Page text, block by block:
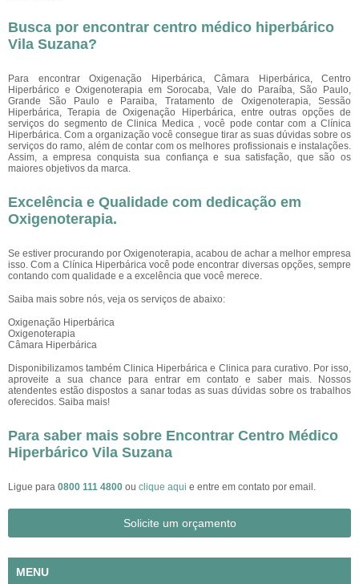
Busca por encontrar centro médico hiperbárico
Vila Suzana?
Para encontrar Oxigenação Hiperbárica, Câmara Hiperbárica, Centro
Hiperbárico e Oxigenoterapia em Sorocaba, Vale do Paraíba, São Paulo,
Grande São Paulo e Paraiba, Tratamento de Oxigenoterapia, Sessão
Hiperbárica, Terapia de Oxigenação Hiperbárica, entre outras opções de
serviços do segmento de Clinica Medica , você pode contar com a Clínica
Hiperbárica. Com a organização você consegue tirar as suas dúvidas sobre os
serviços do ramo, além de contar com os melhores profissionais e instalações.
Assim, a empresa conquista sua confiança e sua satisfação, que são os
maiores objetivos da marca.
Excelência e Qualidade com dedicação em
Oxigenoterapia.
Se estiver procurando por Oxigenoterapia, acabou de achar a melhor empresa
isso. Com a Clínica Hiperbárica você pode encontrar diversas opções, sempre
contando com qualidade e a excelência que você merece.
Saiba mais sobre nós, veja os serviços de abaixo:
Oxigenação Hiperbárica
Oxigenoterapia
Câmara Hiperbárica
Disponibilizamos também Clinica Hiperbárica e Clinica para curativo. Por isso,
aproveite a sua chance para entrar em contato e saber mais. Nossos
atendentes estão dispostos a sanar todas as suas dúvidas sobre os trabalhos
oferecidos. Saiba mais!
Para saber mais sobre Encontrar Centro Médico
Hiperbárico Vila Suzana
Ligue para 0800 111 4800 ou clique aqui e entre em contato por email.
Solicite um orçamento
MENU